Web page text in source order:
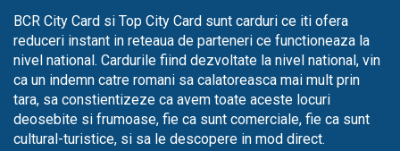
BCR City Card si Top City Card sunt carduri ce iti ofera
reduceri instant in reteaua de parteneri ce functioneaza la
nivel national. Cardurile fiind dezvoltate la nivel national, vin
ca un indemn catre romani sa calatoreasca mai mult prin
tara, sa constientizeze ca avem toate aceste locuri
deosebite si frumoase, fie ca sunt comerciale, fie ca sunt
cultural-turistice, si sa le descopere in mod direct.